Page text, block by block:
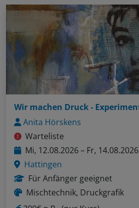
Anita Hörskens
Warteliste
Mi, 12.08.2026 – Fr, 14.08.2026
Hattingen
Für Anfänger geeignet
Mischtechnik, Druckgrafik